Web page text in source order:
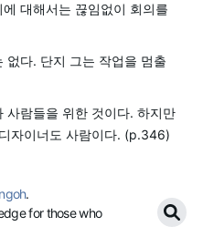
대해서는 끊임없이 회의를
없다. 단지 그는 작업을 멈출
사람들을 위한 것이다. 하지만
자이너도 사람이다. (p.346)
.
for those who